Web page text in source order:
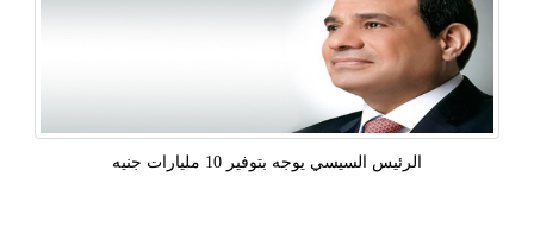
الرئيس السيسي يوجه بتوفير 10 مليارات جنيه